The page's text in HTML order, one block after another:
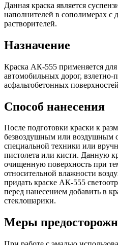
Данная краска является
наполнителей в сополимерах с
растворителей.
Назначение
Краска АК-555 применяется
автомобильных дорог,
асфальтобетонных
Способ нанесения
После подготовки краски к
безвоздушным или воздушным
специальной техники или
пистолета или кисти. Данную
очищенную поверхность при
относительной влажности
придать краске АК-555
перед нанесением добавить в
стеклошарики.
Меры